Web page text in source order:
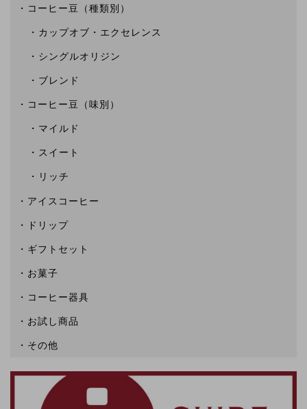
コーヒー豆（種類別）
カップオブ・エクセレンス
シングルオリジン
ブレンド
コーヒー豆（味別）
マイルド
スイート
リッチ
アイスコーヒー
ドリップ
ギフトセット
お菓子
コーヒー器具
お試し商品
その他